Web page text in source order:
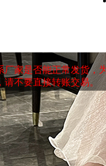
厂家是否能正常发货，
请不要直接转账交易。